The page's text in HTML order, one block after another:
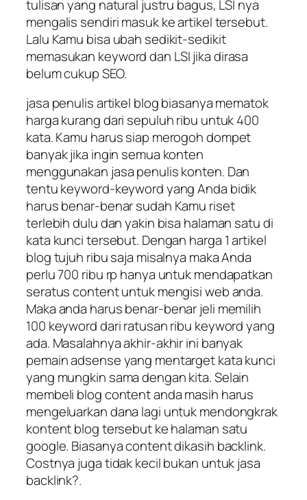
tulisan yang natural justru bagus, LSI nya
mengalis sendiri masuk ke artikel tersebut.
Lalu Kamu bisa ubah sedikit-sedikit
memasukan keyword dan LSI jika dirasa
belum cukup SEO.
jasa penulis artikel blog biasanya mematok
harga kurang dari sepuluh ribu untuk 400
kata. Kamu harus siap merogoh dompet
banyak jika ingin semua konten
menggunakan jasa penulis konten. Dan
tentu keyword-keyword yang Anda bidik
harus benar-benar sudah Kamu riset
terlebih dulu dan yakin bisa halaman satu di
kata kunci tersebut. Dengan harga 1 artikel
blog tujuh ribu saja misalnya maka Anda
perlu 700 ribu rp hanya untuk mendapatkan
seratus content untuk mengisi web anda.
Maka anda harus benar-benar jeli memilih
100 keyword dari ratusan ribu keyword yang
ada. Masalahnya akhir-akhir ini banyak
pemain adsense yang mentarget kata kunci
yang mungkin sama dengan kita. Selain
membeli blog content anda masih harus
mengeluarkan dana lagi untuk mendongkrak
kontent blog tersebut ke halaman satu
google. Biasanya content dikasih backlink.
Costnya juga tidak kecil bukan untuk jasa
backlink?.